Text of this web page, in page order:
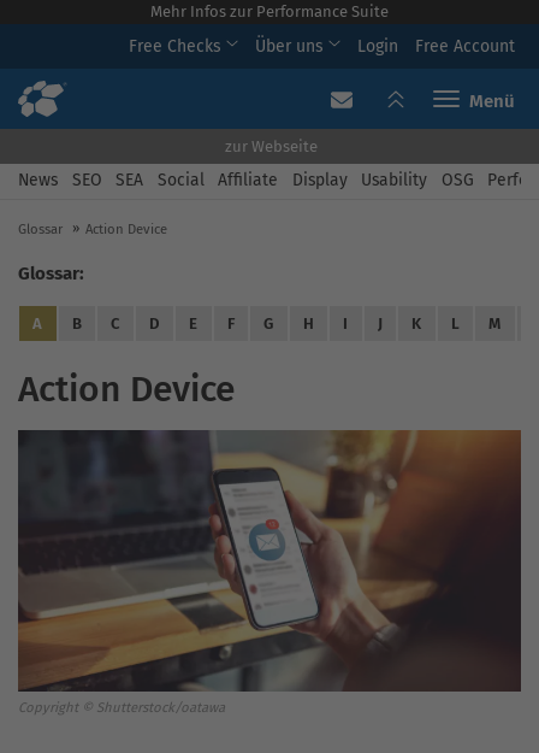
Mehr Infos zur Performance Suite
Free Checks Über uns Login Free Account
Toggle
zur Webseite
News SEO SEA Social Affiliate Display Usability OSG
Glossar Action Device
Glossar:
A B C D E F G H I J K L M
Action Device
Copyright © Shutterstock/oatawa